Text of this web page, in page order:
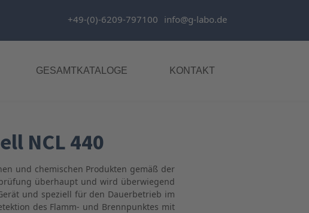
+49-(0)-6209-797100 info@g-labo.de
GESAMTKATALOGE KONTAKT
NCL 440
und chemischen Produkten gemäß der
überhaupt und wird überwiegend
und speziell für den Dauerbetrieb im
des Flamm- und Brennpunktes mit